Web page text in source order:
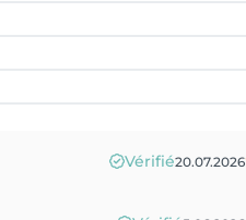
Vérifié20.07.2026